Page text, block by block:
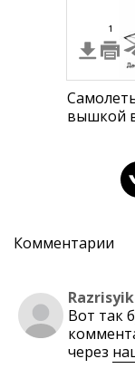
1
вышкой
Комментарии
Вот так
через